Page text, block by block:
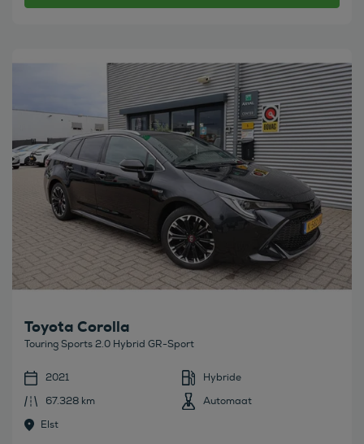
Bekijk deze auto
Toyota Corolla
Touring Sports 2.0 Hybrid GR-Sport
2021
Hybride
67.328 km
Automaat
Elst